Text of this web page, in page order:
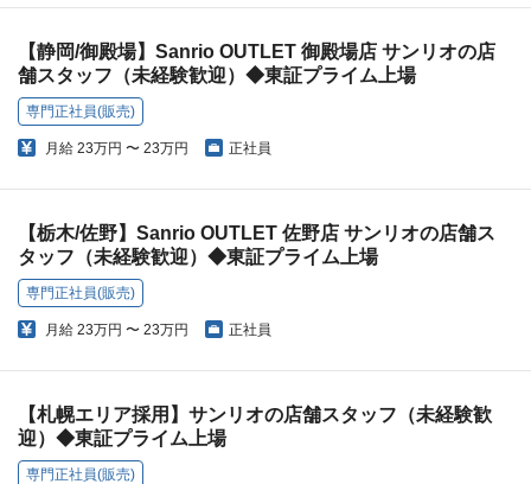
【静岡/御殿場】Sanrio OUTLET 御殿場店 サンリオの店
舗スタッフ（未経験歓迎）◆東証プライム上場
専門正社員(販売)
月給 23万円 〜 23万円 正社員
【栃木/佐野】Sanrio OUTLET 佐野店 サンリオの店舗ス
タッフ（未経験歓迎）◆東証プライム上場
専門正社員(販売)
月給 23万円 〜 23万円 正社員
【札幌エリア採用】サンリオの店舗スタッフ（未経験歓
迎）◆東証プライム上場
専門正社員(販売)